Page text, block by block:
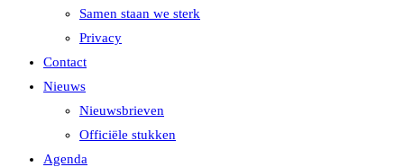
Samen staan we sterk
Privacy
Contact
Nieuws
Nieuwsbrieven
Officiële stukken
Agenda